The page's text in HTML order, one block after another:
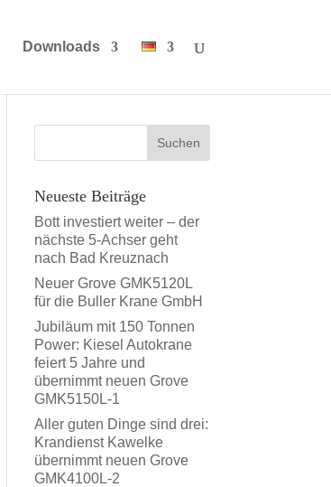
Downloads
Neueste Beiträge
Bott investiert weiter – der
nächste 5-Achser geht
nach Bad Kreuznach
Neuer Grove GMK5120L
für die Buller Krane GmbH
Jubiläum mit 150 Tonnen
Power: Kiesel Autokrane
feiert 5 Jahre und
übernimmt neuen Grove
GMK5150L-1
Aller guten Dinge sind drei:
Krandienst Kawelke
übernimmt neuen Grove
GMK4100L-2